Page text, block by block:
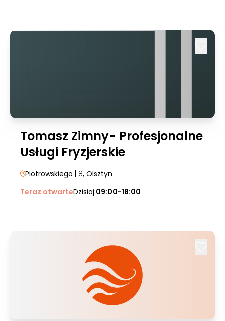
Tomasz Zimny- Profesjonalne
Usługi Fryzjerskie
Piotrowskiego | 8, Olsztyn
Teraz otwarteDzisiaj:09:00-18:00